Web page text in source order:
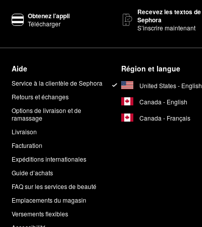
Obtenez l’appli
Télécharger
Recevez les textos de
Sephora
S’inscrire maintenant
Aide
Service à la clientèle de Sephora
Retours et échanges
Options de livraison et de
ramassage
Livraison
Facturation
Expéditions internationales
Guide d’achats
FAQ sur les services de beauté
Emplacements du magasin
Versements flexibles
Région et langue
United States - English
Canada - English
Canada - Français